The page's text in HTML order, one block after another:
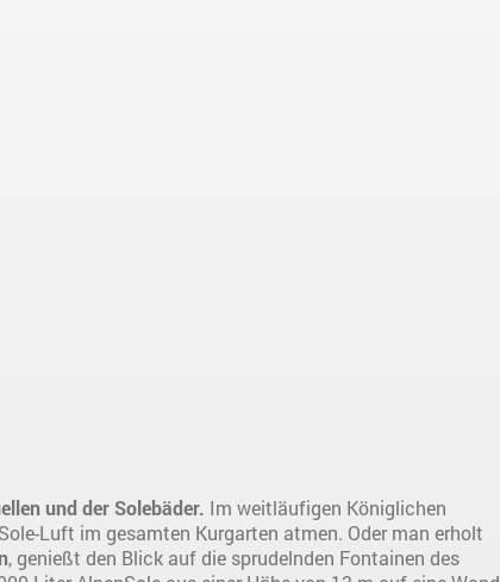
und der Solebäder. Im weitläufigen Königlichen
Luft im gesamten Kurgarten atmen. Oder man erholt
, genießt den Blick auf die sprudelnden Fontainen des